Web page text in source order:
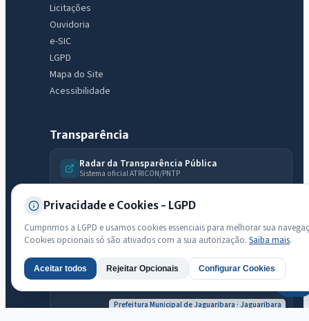
Licitações
Ouvidoria
e-SIC
LGPD
Mapa do Site
Acessibilidade
Transparência
Radar da Transparência Pública
Sistema oficial ATRICON/PNTP
Diagnóstico Atricon
Índice de transparência
Prefeitura Municipal de Jaguaribara · Jaguaribara
Privacidade e Cookies - LGPD
Cumprimos a LGPD e usamos cookies essenciais para melhorar sua
Cookies opcionais só são ativados com a sua autorização. Saiba mais.
Aceitar todos Rejeitar Opcionais Configurar Cookies
Licitações abertas